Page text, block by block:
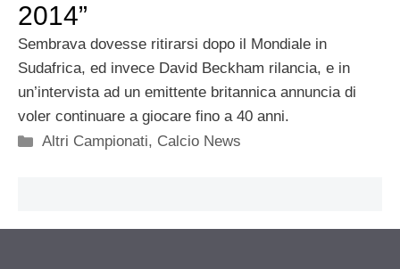
2014”
Sembrava dovesse ritirarsi dopo il Mondiale in
Sudafrica, ed invece David Beckham rilancia, e in
un’intervista ad un emittente britannica annuncia di
voler continuare a giocare fino a 40 anni.
Categorie
Altri Campionati, Calcio News